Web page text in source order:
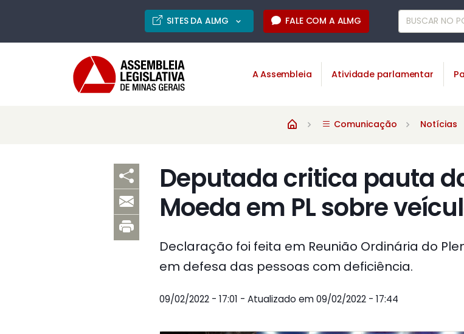
SITES DA ALMG FALE COM A ALMG
A Assembleia Atividade parlamentar
Comunicação Notícias
Deputada critica pauta
Moeda em PL sobre
Declaração foi feita em Reunião Ordinária do
em defesa das pessoas com deficiência.
09/02/2022 - 17:01 - Atualizado em 09/02/2022 - 17:44